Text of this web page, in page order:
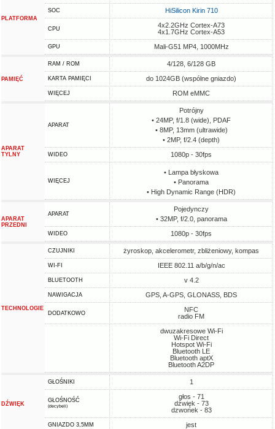
PLATFORMA
SOC HiSilicon Kirin 710
CPU
4x2.2GHz Cortex-A73
4x1.7GHz Cortex-A53
GPU Mali-G51 MP4, 1000MHz
PAMIĘĆ
RAM / ROM 4/128, 6/128 GB
KARTA PAMIĘCI do 1024GB (wspólne gniazdo)
WIĘCEJ ROM eMMC
APARAT
TYLNY
APARAT
Potrójny
• 24MP, f/1.8 (wide), PDAF
• 8MP, 13mm (ultrawide)
• 2MP, f/2.4 (depth)
WIDEO 1080p - 30fps
WIĘCEJ
• Lampa błyskowa
• Panorama
• High Dynamic Range (HDR)
APARAT
PRZEDNI
APARAT
Pojedynczy
• 32MP, f/2.0, panorama
WIDEO 1080p - 30fps
TECHNOLOGIE
CZUJNIKI żyroskop, akcelerometr, zbliżeniowy, kompas
WI-FI IEEE 802.11 a/b/g/n/ac
BLUETOOTH v 4.2
NAWIGACJA GPS, A-GPS, GLONASS, BDS
DODATKOWO
NFC
radio FM
dwuzakresowe Wi-Fi
Wi-Fi Direct
Hotspot Wi-Fi
Bluetooth LE
Bluetooth aptX
Bluetooth A2DP
DŹWIĘK
GŁOŚNIKI 1
GŁOŚNOŚĆ
(decybeli)
głos - 71
dźwięk - 73
dzwonek - 83
GNIAZDO 3,5MM jest